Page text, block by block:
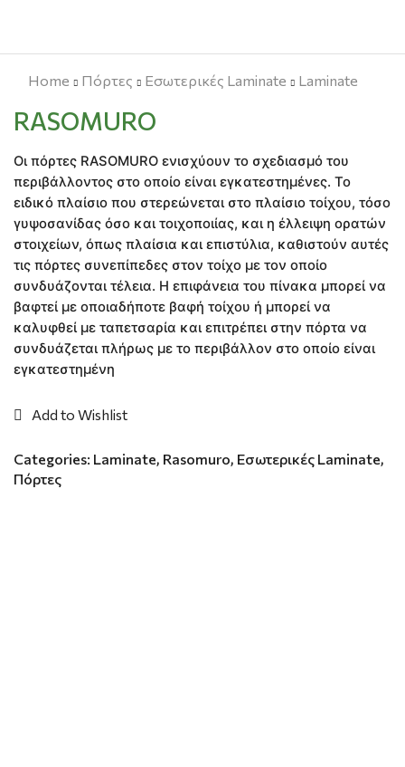
Home Πόρτες Εσωτερικές Laminate Laminate
RASOMURO
Οι πόρτες RASOMURO ενισχύουν το σχεδιασμό του
περιβάλλοντος στο οποίο είναι εγκατεστημένες. Το
ειδικό πλαίσιο που στερεώνεται στο πλαίσιο τοίχου, τόσο
γυψοσανίδας όσο και τοιχοποιίας, και η έλλειψη ορατών
στοιχείων, όπως πλαίσια και επιστύλια, καθιστούν αυτές
τις πόρτες συνεπίπεδες στον τοίχο με τον οποίο
συνδυάζονται τέλεια. Η επιφάνεια του πίνακα μπορεί να
βαφτεί με οποιαδήποτε βαφή τοίχου ή μπορεί να
καλυφθεί με ταπετσαρία και επιτρέπει στην πόρτα να
συνδυάζεται πλήρως με το περιβάλλον στο οποίο είναι
εγκατεστημένη
Add to Wishlist
Categories: Laminate, Rasomuro, Εσωτερικές Laminate,
Πόρτες